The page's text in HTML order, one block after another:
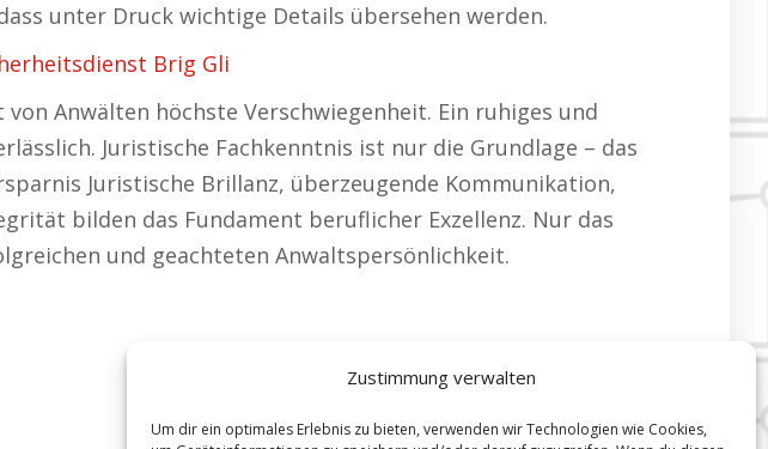
Zustimmung verwalten
Um dir ein optimales Erlebnis zu bieten, verwenden wir Technologien wie Cookies,
unter Druck wichtige Details übersehen werden.
Brig Gli
Anwälten höchste Verschwiegenheit. Ein ruhiges und
Juristische Fachkenntnis ist nur die Grundlage – das
Juristische Brillanz, überzeugende Kommunikation,
bilden das Fundament beruflicher Exzellenz. Nur das
und geachteten Anwaltspersönlichkeit.